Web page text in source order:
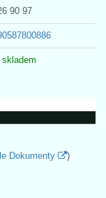
90 97
skladem
Dokumenty )